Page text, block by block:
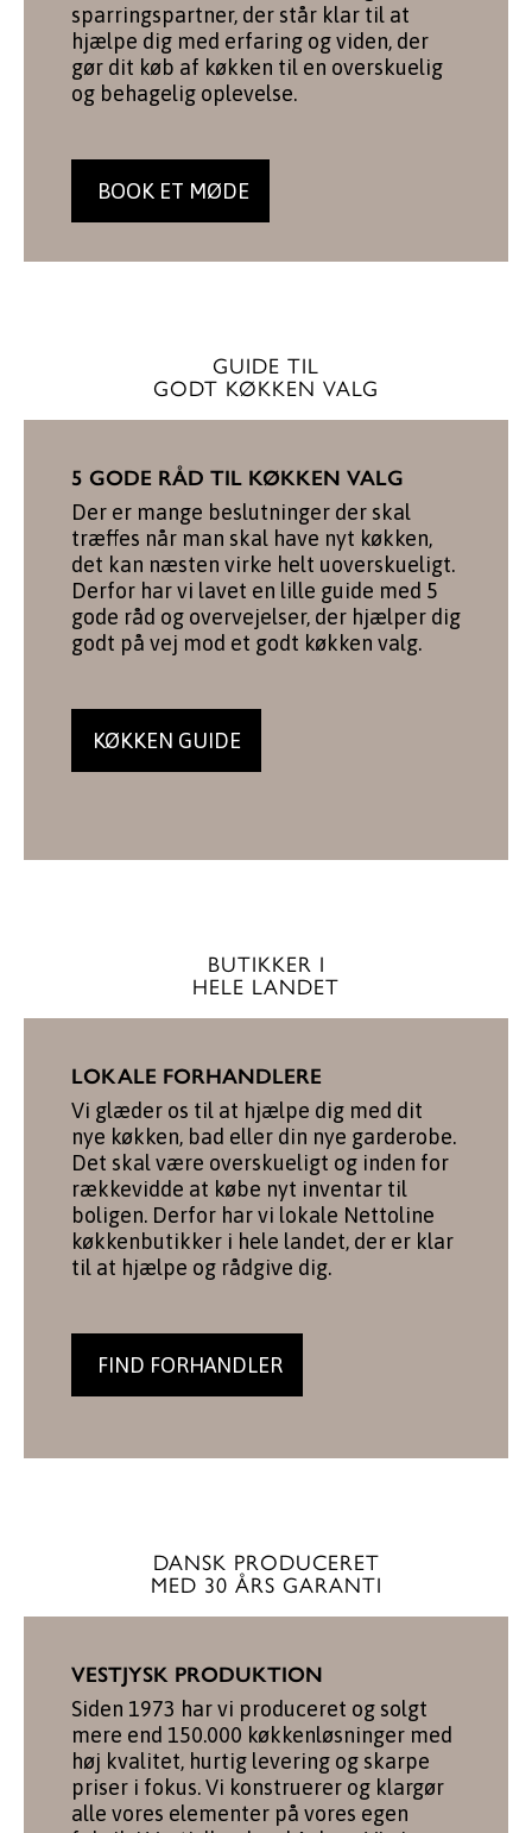
sparringspartner, der står klar til at
hjælpe dig med erfaring og viden, der
gør dit køb af køkken til en overskuelig
og behagelig oplevelse.
BOOK ET MØDE
GUIDE TIL
GODT KØKKEN VALG
5 GODE RÅD TIL KØKKEN VALG
Der er mange beslutninger der skal
træffes når man skal have nyt køkken,
det kan næsten virke helt uoverskueligt.
Derfor har vi lavet en lille guide med 5
gode råd og overvejelser, der hjælper dig
godt på vej mod et godt køkken valg.
KØKKEN GUIDE
BUTIKKER I
HELE LANDET
LOKALE FORHANDLERE
Vi glæder os til at hjælpe dig med dit
nye køkken, bad eller din nye garderobe.
Det skal være overskueligt og inden for
rækkevidde at købe nyt inventar til
boligen. Derfor har vi lokale Nettoline
køkkenbutikker i hele landet, der er klar
til at hjælpe og rådgive dig.
FIND FORHANDLER
DANSK PRODUCERET
MED 30 ÅRS GARANTI
VESTJYSK PRODUKTION
Siden 1973 har vi produceret og solgt
mere end 150.000 køkkenløsninger med
høj kvalitet, hurtig levering og skarpe
priser i fokus. Vi konstruerer og klargør
alle vores elementer på vores egen